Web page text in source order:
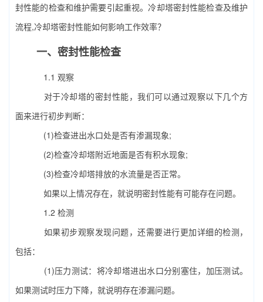
封性能的检查和维护需要引起重视。冷却塔密封性能检查及维护
流程,冷却塔密封性能如何影响工作效率？
一、密封性能检查
1.1 观察
对于冷却塔的密封性能，我们可以通过观察以下几个方
面来进行初步判断：
(1)检查进出水口处是否有渗漏现象;
(2)检查冷却塔附近地面是否有积水现象;
(3)检查冷却塔排放的水流量是否正常。
如果以上情况存在，就说明密封性能有可能存在问题。
1.2 检测
如果初步观察发现问题，还需要进行更加详细的检测，
包括：
(1)压力测试：将冷却塔进出水口分别塞住，加压测试。
如果测试时压力下降，就说明存在渗漏问题。